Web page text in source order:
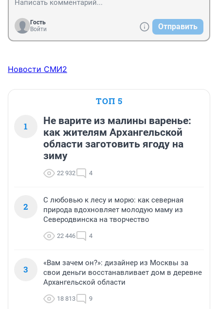
Гость
Войти
Отправить
Новости СМИ2
ТОП 5
1
Не варите из малины варенье:
как жителям Архангельской
области заготовить ягоду на
зиму
22 932 4
2
С любовью к лесу и морю: как северная
природа вдохновляет молодую маму из
Северодвинска на творчество
22 446 4
3
«Вам зачем он?»: дизайнер из Москвы за
свои деньги восстанавливает дом в деревне
Архангельской области
18 813 9